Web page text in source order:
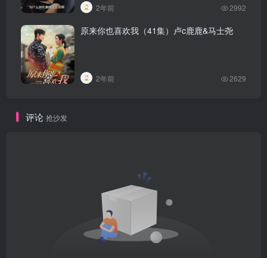
2年前 2992
原来你也喜欢我（41集）卢c鹿鹿&马士尧
2年前 2629
评论 抢沙发